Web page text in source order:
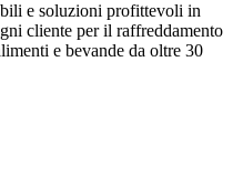
e soluzioni profittevoli in
cliente per il raffreddamento
e bevande da oltre 30